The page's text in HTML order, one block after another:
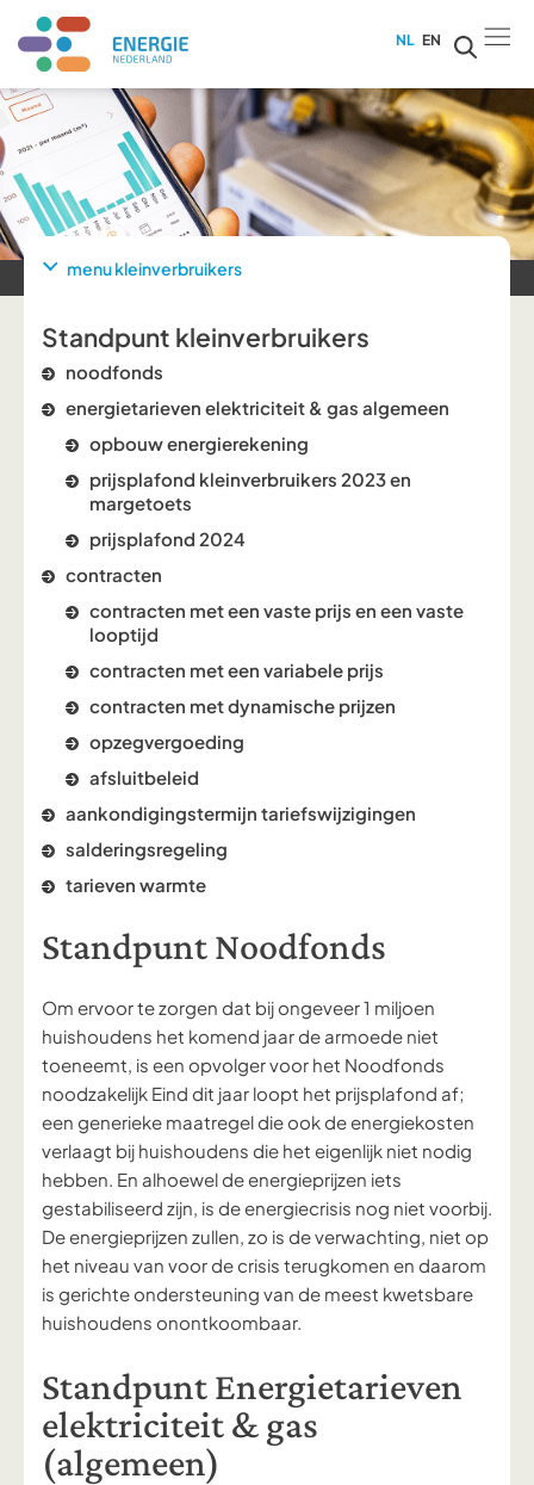
NL EN
menu kleinverbruikers
Standpunt kleinverbruikers
noodfonds
energietarieven elektriciteit & gas algemeen
opbouw energierekening
prijsplafond kleinverbruikers 2023 en
margetoets
prijsplafond 2024
contracten
contracten met een vaste prijs en een vaste
looptijd
contracten met een variabele prijs
contracten met dynamische prijzen
opzegvergoeding
afsluitbeleid
aankondigingstermijn tariefswijzigingen
salderingsregeling
tarieven warmte
Standpunt Noodfonds
Om ervoor te zorgen dat bij ongeveer 1 miljoen
huishoudens het komend jaar de armoede niet
toeneemt, is een opvolger voor het Noodfonds
noodzakelijk Eind dit jaar loopt het prijsplafond af;
een generieke maatregel die ook de energiekosten
verlaagt bij huishoudens die het eigenlijk niet nodig
hebben. En alhoewel de energieprijzen iets
gestabiliseerd zijn, is de energiecrisis nog niet voorbij.
De energieprijzen zullen, zo is de verwachting, niet op
het niveau van voor de crisis terugkomen en daarom
is gerichte ondersteuning van de meest kwetsbare
huishoudens onontkoombaar.
Standpunt Energietarieven
elektriciteit & gas
(algemeen)